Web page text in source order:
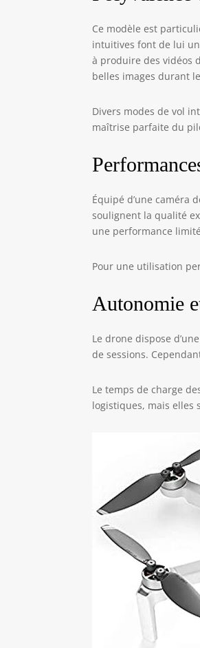
Ce modèle est
intuitives font de lui
à produire des vidéos
belles images durant
Divers modes de vol
maîtrise parfaite du
Équipé d’une caméra
soulignent la qualité
une performance
Pour une utilisation
Autonomie
Le drone dispose
de sessions.
Le temps de charge
logistiques, mais elles